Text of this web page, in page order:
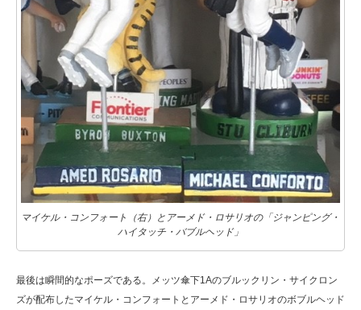
マイケル・コンフォート（右）とアーメド・ロサリオの「ジャンピング・
ハイタッチ・バブルヘッド」
最後は瞬間的なポーズである。メッツ傘下1Aのブルックリン・サイクロン
ズが配布したマイケル・コンフォートとアーメド・ロサリオのボブルヘッド